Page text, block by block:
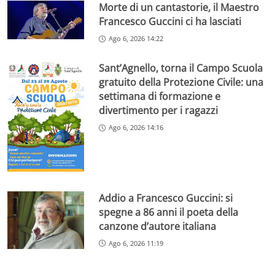
Morte di un cantastorie, il Maestro
Francesco Guccini ci ha lasciati
Ago 6, 2026 14:22
Sant’Agnello, torna il Campo Scuola
gratuito della Protezione Civile: una
settimana di formazione e
divertimento per i ragazzi
Ago 6, 2026 14:16
Addio a Francesco Guccini: si
spegne a 86 anni il poeta della
canzone d’autore italiana
Ago 6, 2026 11:19